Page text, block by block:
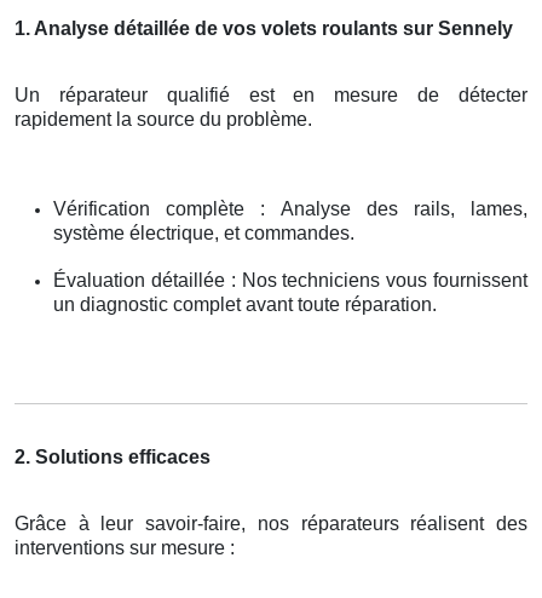
1. Analyse détaillée de vos volets roulants sur Sennely
Un réparateur qualifié est en mesure de détecter
rapidement la source du problème.
Vérification complète : Analyse des rails, lames,
système électrique, et commandes.
Évaluation détaillée : Nos techniciens vous fournissent
un diagnostic complet avant toute réparation.
2. Solutions efficaces
Grâce à leur savoir-faire, nos réparateurs réalisent des
interventions sur mesure :